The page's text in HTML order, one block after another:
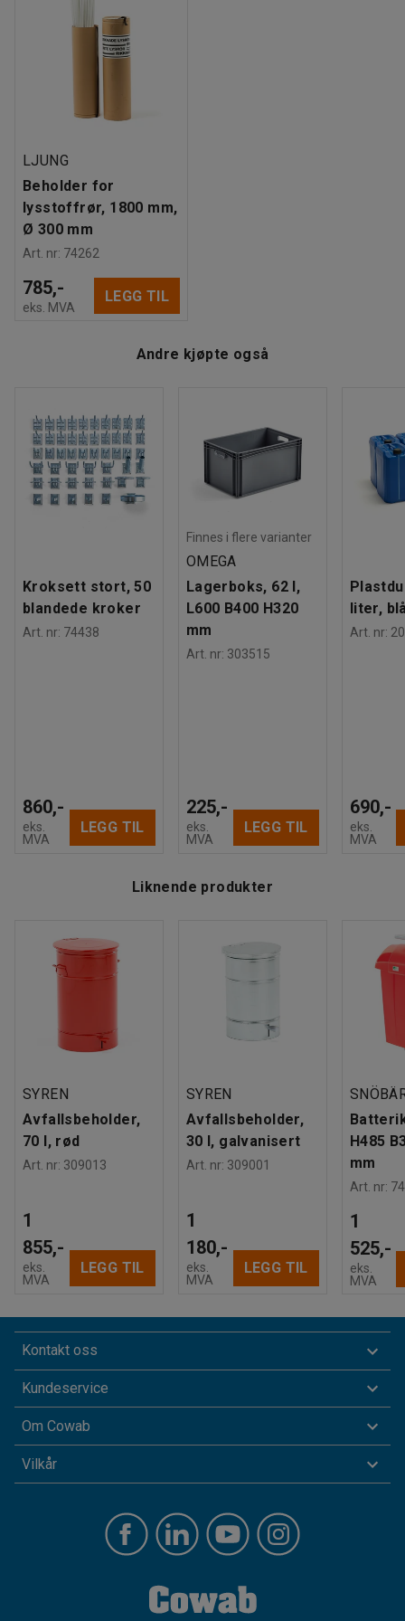
FM approved
LJUNG
Beholder for
lysstoffrør, 1800 mm,
Ø 300 mm
Art. nr: 74262
785,-
eks. MVA
LEGG TIL
Andre kjøpte også
Kroksett stort, 50
blandede kroker
Art. nr: 74438
860,-
eks.
MVA
LEGG TIL
Finnes i flere varianter
OMEGA
Lagerboks, 62 l,
L600 B400 H320
mm
Art. nr: 303515
225,-
eks.
MVA
LEGG TIL
liter,
Art. nr:
690,-
eks.
MVA
Liknende produkter
SYREN
Avfallsbeholder,
70 l, rød
Art. nr: 309013
1
855,-
eks.
MVA
LEGG TIL
SYREN
Avfallsbeholder,
30 l, galvanisert
Art. nr: 309001
1
180,-
eks.
MVA
LEGG TIL
H485
mm
Art. nr:
1
525,-
eks.
MVA
Kontakt oss
Kundeservice
Om Cowab
Vilkår